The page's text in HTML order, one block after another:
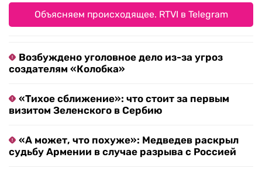
Объясняем происходящее. RTVI в Telegram
Возбуждено уголовное дело из-за угроз
создателям «Колобка»
«Тихое сближение»: что стоит за первым
визитом Зеленского в Сербию
«А может, что похуже»: Медведев раскрыл
судьбу Армении в случае разрыва с Россией